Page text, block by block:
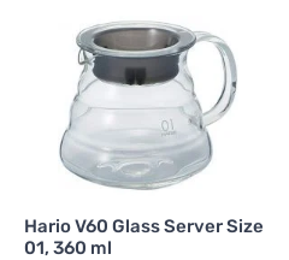
Hario V60 Glass Server Size
01, 360 ml